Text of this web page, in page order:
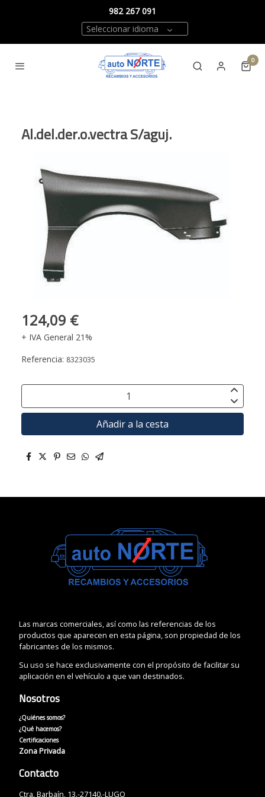
982 267 091
Seleccionar idioma
0
Al.del.der.o.vectra S/aguj.
124,09 €
+ IVA General 21%
Referencia: 8323035
Añadir a la cesta
Las marcas comerciales, así como las referencias de los
productos que aparecen en esta página, son propiedad de los
fabricantes de los mismos.
Su uso se hace exclusivamente con el propósito de facilitar su
aplicación en el vehículo a que van destinados.
Nosotros
¿Quiénes somos?
¿Qué hacemos?
Certificaciones
Zona Privada
Contacto
Ctra. Barbaín, 13.-27140.-LUGO